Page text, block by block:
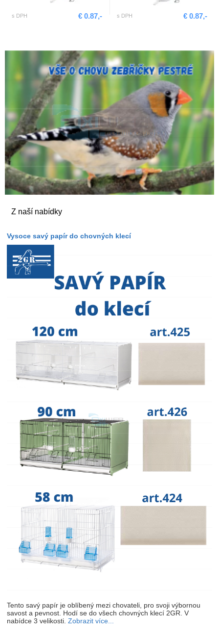
Z naší nabídky
Vysoce savý papír do chovných klecí
Tento savý papír je oblíbený mezi chovateli, pro svoji výbornou
savost a pevnost. Hodí se do všech chovných klecí 2GR. V
nabídce 3 velikosti. Zobrazit více...
s DPH € 0.87,- s DPH € 0.87,-